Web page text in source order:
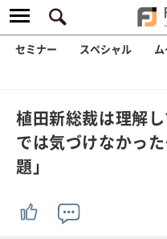
セミナー スペシャル
植田新総裁は理解
では気づけなかっ
題」